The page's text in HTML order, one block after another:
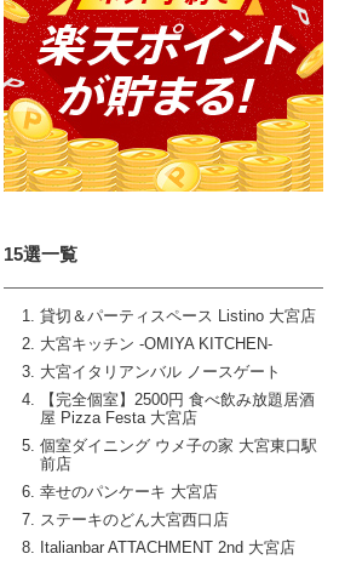
15選一覧
貸切＆パーティスペース Listino 大宮店
大宮キッチン ‐OMIYA KITCHEN‐
大宮イタリアンバル ノースゲート
【完全個室】2500円 食べ飲み放題居酒
屋 Pizza Festa 大宮店
個室ダイニング ウメ子の家 大宮東口駅
前店
幸せのパンケーキ 大宮店
ステーキのどん大宮西口店
Italianbar ATTACHMENT 2nd 大宮店